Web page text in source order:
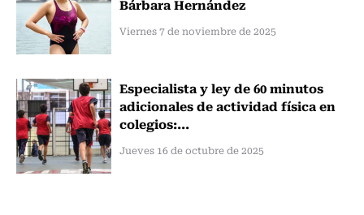
Bárbara Hernández
Viernes 7 de noviembre de 2025
Especialista y ley de 60 minutos
adicionales de actividad física en
colegios:...
Jueves 16 de octubre de 2025